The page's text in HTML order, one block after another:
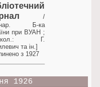
/
Б-ка
при ВУАН ;
Г.
та ін.]
з 1927
1926